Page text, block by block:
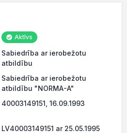
Aktīvs
Sabiedrība ar ierobežotu
atbildību
Sabiedrība ar ierobežotu
atbildību "NORMA-A"
40003149151, 16.09.1993
LV40003149151 ar 25.05.1995